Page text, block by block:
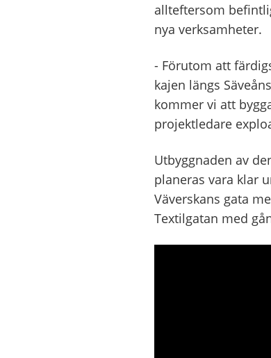
allteftersom
nya verksamheter.
- Förutom att
kajen längs
kommer vi att
projektledare
Utbyggnaden av
planeras vara klar
Väverskans gata
Textilgatan med